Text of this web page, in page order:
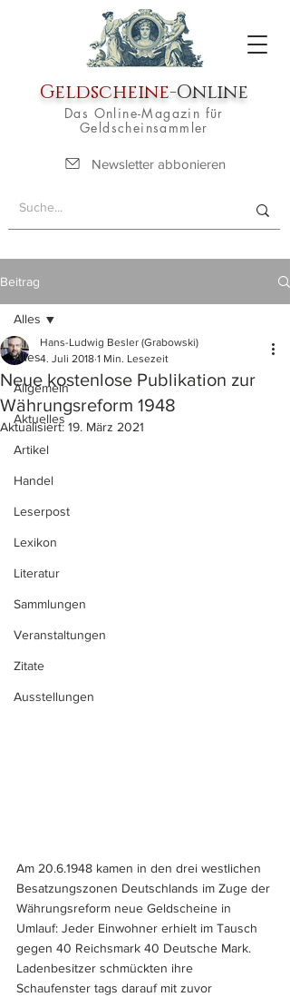
Geldscheine-Online
Das Online-Magazin für
Geldscheinsammler
Newsletter abbonieren
Beitrag
Alles
Allgemein
Aktuelles
Artikel
Handel
Leserpost
Lexikon
Literatur
Sammlungen
Veranstaltungen
Zitate
Ausstellungen
Alles
Neue kostenlose Publikation zur
Währungsreform 1948
Hans-Ludwig Besler (Grabowski)
4. Juli 2018 1 Min. Lesezeit
Aktualisiert: 19. März 2021
Am 20.6.1948 kamen in den drei westlichen
Besatzungszonen Deutschlands im Zuge der
Währungsreform neue Geldscheine in
Umlauf: Jeder Einwohner erhielt im Tausch
gegen 40 Reichsmark 40 Deutsche Mark.
Ladenbesitzer schmückten ihre
Schaufenster tags darauf mit zuvor